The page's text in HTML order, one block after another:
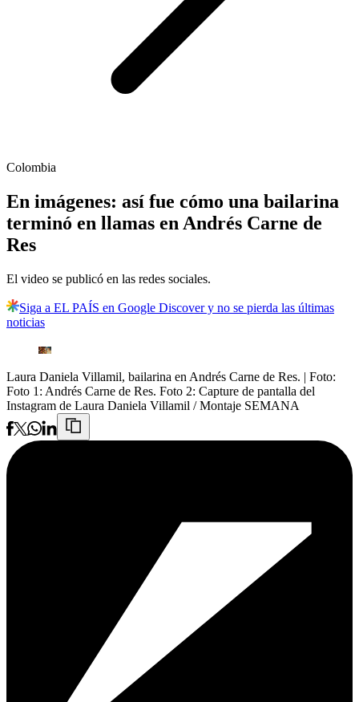
Colombia
En imágenes: así fue cómo una bailarina
terminó en llamas en Andrés Carne de
Res
El video se publicó en las redes sociales.
Siga a EL PAÍS en Google Discover y no se pierda las últimas
noticias
Laura Daniela Villamil, bailarina en Andrés Carne de Res. | Foto:
Foto 1: Andrés Carne de Res. Foto 2: Capture de pantalla del
Instagram de Laura Daniela Villamil / Montaje SEMANA